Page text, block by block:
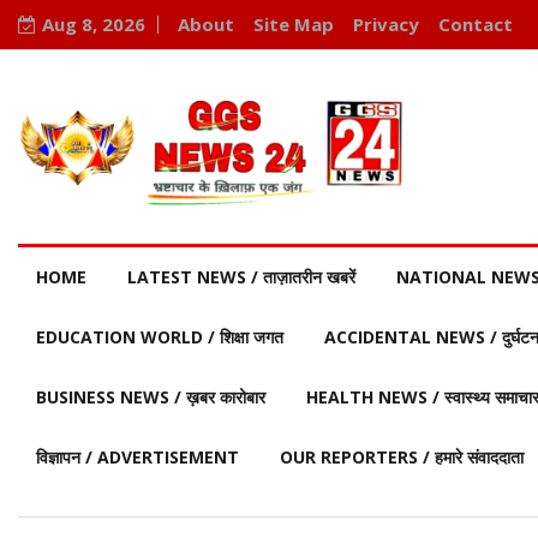
Aug 8, 2026 About Site Map Privacy Contact
HOME LATEST NEWS / ताज़ातरीन खबरें NATIONAL NEWS
EDUCATION WORLD / शिक्षा जगत ACCIDENTAL NEWS /
BUSINESS NEWS / ख़बर कारोबार HEALTH NEWS / स्वास्थ्य समाचार
विज्ञापन / ADVERTISEMENT OUR REPORTERS / हमारे संवाददाता